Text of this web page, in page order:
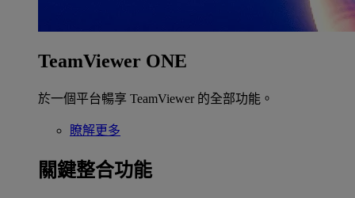
TeamViewer ONE
於一個平台暢享 TeamViewer 的全部功能。
瞭解更多
關鍵整合功能